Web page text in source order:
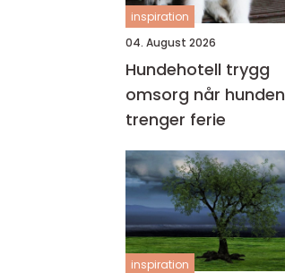
inspiration
04. August 2026
Hundehotell trygg
omsorg når hunden
trenger ferie
inspiration